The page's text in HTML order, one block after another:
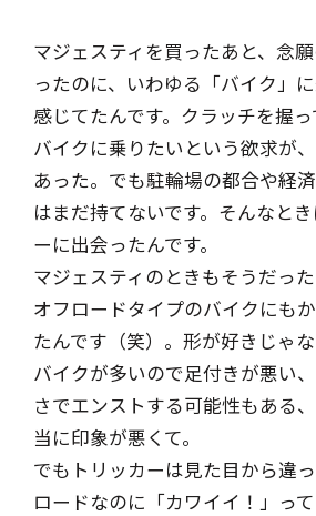
マジェスティを買ったあと、念
ったのに、いわゆる「バイク」
感じてたんです。クラッチを握
バイクに乗りたいという欲求が
あった。でも駐輪場の都合や経
はまだ持てないです。そんなと
ーに出会ったんです。
マジェスティのときもそうだった
オフロードタイプのバイクにも
たんです（笑）。形が好きじゃ
バイクが多いので足付きが悪い
さでエンストする可能性もある
当に印象が悪くて。
でもトリッカーは見た目から違
ロードなのに「カワイイ！」っ